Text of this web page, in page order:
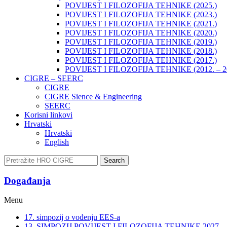
POVIJEST I FILOZOFIJA TEHNIKE (2025.)
POVIJEST I FILOZOFIJA TEHNIKE (2023.)
POVIJEST I FILOZOFIJA TEHNIKE (2021.)
POVIJEST I FILOZOFIJA TEHNIKE (2020.)
POVIJEST I FILOZOFIJA TEHNIKE (2019.)
POVIJEST I FILOZOFIJA TEHNIKE (2018.)
POVIJEST I FILOZOFIJA TEHNIKE (2017.)
POVIJEST I FILOZOFIJA TEHNIKE (2012. –
CIGRE – SEERC
CIGRE
CIGRE Sience & Engineering
SEERC
Korisni linkovi
Hrvatski
Hrvatski
English
Search
Događanja​
Menu
17. simpozij o vođenju EES-a